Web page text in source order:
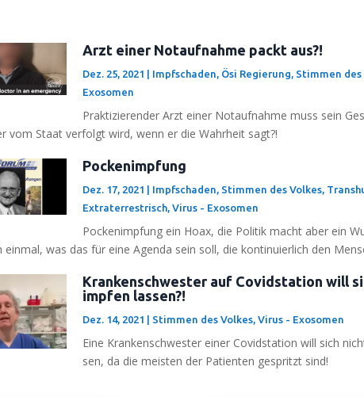
Arzt einer Notaufnahme packt aus?!
Dez. 25, 2021 | Impfschaden Ösi Regierung Stimmen des
Exosomen
Prak­ti­zie­ren­der Arzt einer Not­auf­nah­me muss sein
vom Staat ver­folgt wird, wenn er die Wahr­heit sagt?!
Pockenimpfung
Dez. 17, 2021 | Impfschaden Stimmen des Volkes
Extraterrestrisch ,Virus - Exosomen
Pocken­imp­fung ein Hoax, die Poli­tik macht aber ein
ein­mal, was das für eine Agen­da sein soll, die kon­ti­nu­ier­lich den
Krankenschwester auf Covidstation will
impfen lassen?!
Dez. 14, 2021 | Stimmen des Volkes ,Virus - Exosomen
Eine Kran­ken­schwes­ter einer Covid­sta­ti­on will sich
sen, da die meis­ten der Pati­en­ten gespritzt sind!